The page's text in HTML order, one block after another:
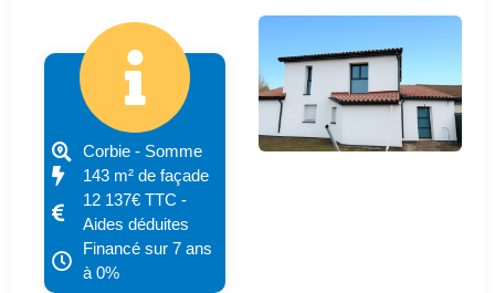
Corbie - Somme
143 m² de façade
12 137€ TTC -
Aides déduites
Financé sur 7 ans
à 0%